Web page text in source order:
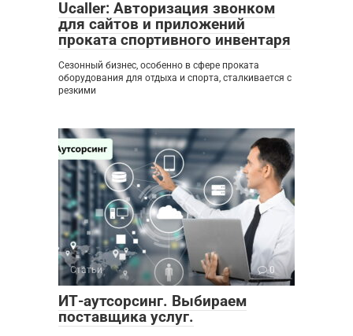
Ucaller: Авторизация звонком
для сайтов и приложений
проката спортивного инвентаря
Сезонный бизнес, особенно в сфере проката
оборудования для отдыха и спорта, сталкивается с
резкими
Статьи 0
ИТ-аутсорсинг. Выбираем
поставщика услуг.